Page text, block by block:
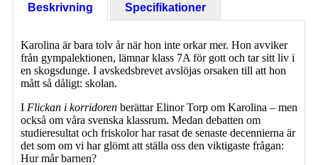
Beskrivning
Specifikationer
Karolina är bara tolv år när hon inte orkar mer. Hon avviker
från gympalektionen, lämnar klass 7A för gott och tar sitt liv i
en skogsdunge. I avskedsbrevet avslöjas orsaken till att hon
mått så dåligt: skolan.
I Flickan i korridoren berättar Elinor Torp om Karolina – men
också om våra svenska klassrum. Medan debatten om
studieresultat och friskolor har rasat de senaste decennierna är
det som om vi har glömt att ställa oss den viktigaste frågan:
Hur mår barnen?